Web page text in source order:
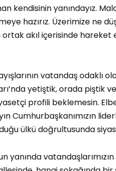
kendisinin yanındayız.
hazırız. Üzerimize ne
ortak akıl içerisinde hareket
vatandaş odaklı
yetiştik, orada piştik
profili beklemesin.
Cumhurbaşkanımızın
ülkü doğrultusunda
yanında